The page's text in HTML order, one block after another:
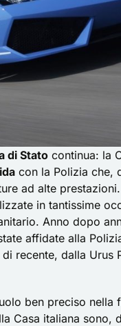
di Stato continua: la
con la Polizia che,
ad alte
in tantissime
Anno dopo
affidate alla
recente, dalla Urus
ben preciso nella
Casa italiana sono,